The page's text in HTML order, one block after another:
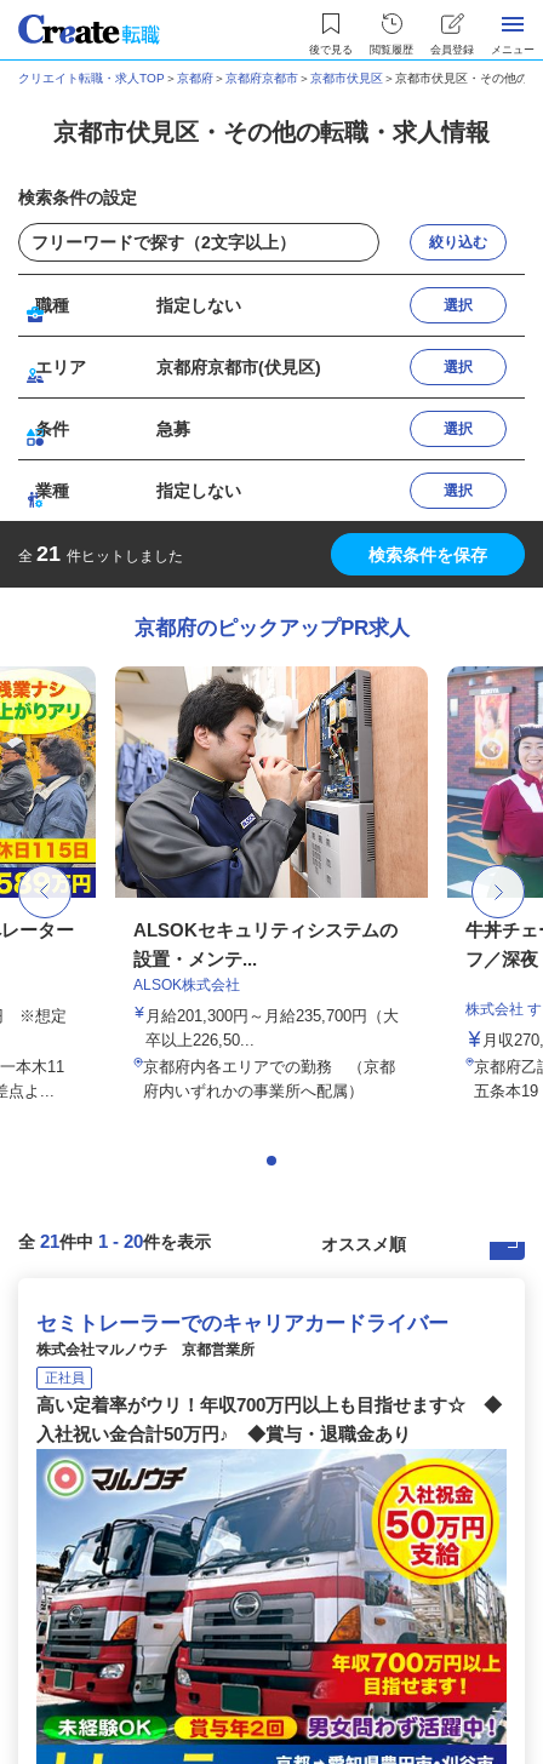
後で見る 閲覧履歴 会員登録 メニュー
クリエイト転職・求人TOP ＞京都府＞京都府京都市＞京都市伏見区＞京都市伏見区・その他の
京都市伏見区・その他の転職・求人情報
検索条件の設定
絞り込む
職種 指定しない 選択
エリア 京都府京都市(伏見区) 選択
条件 急募 選択
業種 指定しない 選択
全 21 件ヒットしました 検索条件を保存
京都府のピックアップPR求人
ーター
※想定
本木11
よ...
ALSOKセキュリティシステムの
設置・メンテ...
ALSOK株式会社
月給201,300円～月給235,700円（大
卒以上226,50...
京都府内各エリアでの勤務 （京都
府内いずれかの事業所へ配属）
牛丼チェ
フ／深夜
株式会社
月収
京都府乙
五条本
全 21件中 1 - 20件を表示
セミトレーラーでのキャリアカードライバー
株式会社マルノウチ 京都営業所
正社員
高い定着率がウリ！年収700万円以上も目指せます☆ ◆
入社祝い金合計50万円♪ ◆賞与・退職金あり